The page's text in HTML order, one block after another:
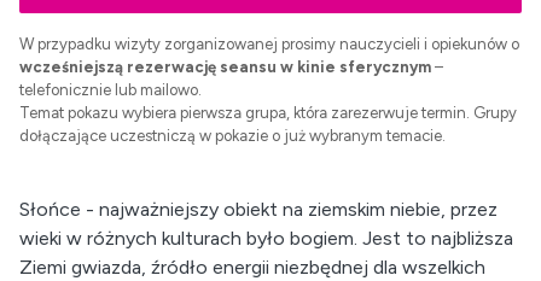
Słońce - najważniejszy obiekt na ziemskim niebie, przez
wieki w różnych kulturach było bogiem. Jest to najbliższa
Ziemi gwiazda, źródło energii niezbędnej dla wszelkich
W przypadku wizyty zorganizowanej prosimy nauczycieli i opiekunów o
wcześniejszą rezerwację seansu w kinie sferycznym –
telefonicznie lub mailowo.
Temat pokazu wybiera pierwsza grupa, która zarezerwuje termin. Grupy
dołączające uczestniczą w pokazie o już wybranym temacie.